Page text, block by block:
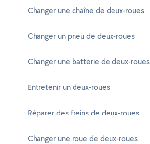
Changer une chaîne de deux-roues
Changer un pneu de deux-roues
Changer une batterie de deux-roues
Entretenir un deux-roues
Réparer des freins de deux-roues
Changer une roue de deux-roues